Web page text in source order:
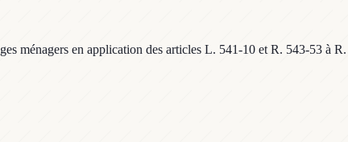
ménagers en application des articles L. 541-10 et R. 543-53 à R.